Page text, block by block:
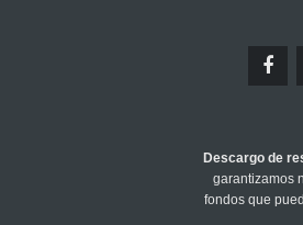
Descargo de
garantizamos
fondos que